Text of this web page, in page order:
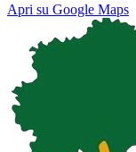
Apri su Google Maps
Map